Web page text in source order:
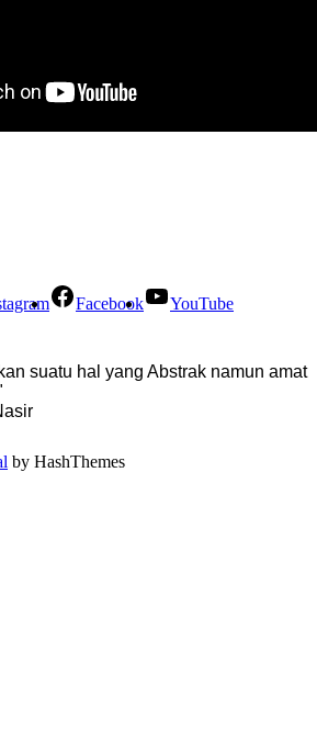
Facebook
YouTube
suatu hal yang Abstrak namun amat
by HashThemes